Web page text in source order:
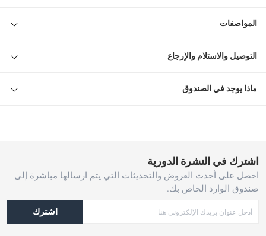
المواصفات
التوصيل والاستلام والإرجاع
ماذا يوجد في الصندوق
اشترك في النشرة الدورية
احصل على أحدث العروض والتحديثات التي يتم ارسالها مباشرة إلى
صندوق الوارد الخاص بك.
اشترك